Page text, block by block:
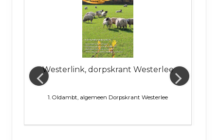
Westerlink, dorpskrant Westerlee
1. Oldambt, algemeen Dorpskrant Westerlee